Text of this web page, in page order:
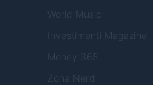
World Music
Investimenti Magazine
Money 365
Zona Nerd